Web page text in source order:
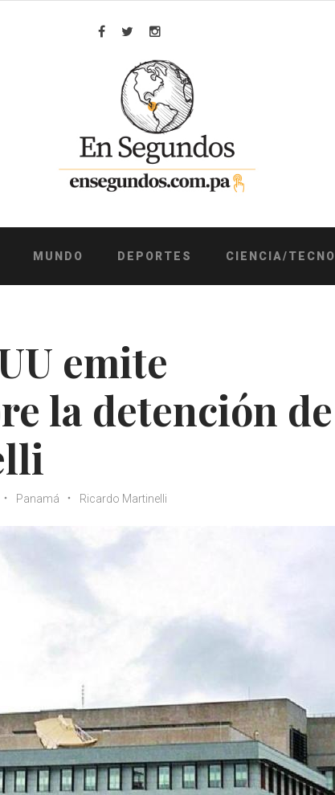
Facebook
TwitterInstagram
MUNDO DEPORTES CIENCIA/TECNO
emite
la detención de
Panamá Ricardo Martinelli